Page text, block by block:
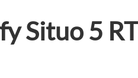
Situo 5